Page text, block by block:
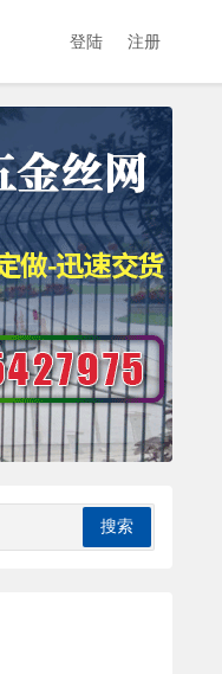
登陆 注册